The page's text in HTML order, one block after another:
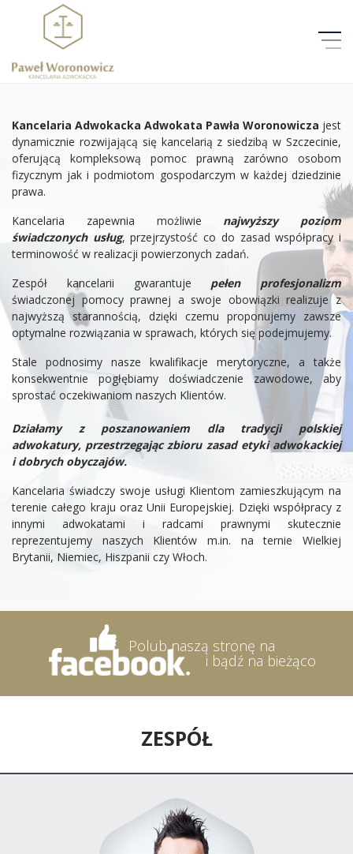
OFERTA
ZAKRES USŁUG
NEWSY
+48 664 954 841
POLITYKA PRYWATNOŚCI
Kancelaria Adwokacka Adwokata Pawła Woronowicza jest
dynamicznie rozwijającą się kancelarią z siedzibą w Szczecinie,
oferującą kompleksową pomoc prawną zarówno osobom
fizycznym jak i podmiotom gospodarczym w każdej dziedzinie
prawa.
Kancelaria zapewnia możliwie najwyższy poziom
świadczonych usług, przejrzystość co do zasad współpracy i
terminowość w realizacji powierzonych zadań.
Zespół kancelarii gwarantuje pełen profesjonalizm
świadczonej pomocy prawnej a swoje obowiązki realizuje z
najwyższą starannością, dzięki czemu proponujemy zawsze
optymalne rozwiązania w sprawach, których się podejmujemy.
Stale podnosimy nasze kwalifikacje merytoryczne, a także
konsekwentnie pogłębiamy doświadczenie zawodowe, aby
sprostać oczekiwaniom naszych Klientów.
Działamy z poszanowaniem dla tradycji polskiej
adwokatury, przestrzegając zbioru zasad etyki adwokackiej
i dobrych obyczajów.
Kancelaria świadczy swoje usługi Klientom zamieszkującym na
terenie całego kraju oraz Unii Europejskiej. Dzięki współpracy z
innymi adwokatami i radcami prawnymi skutecznie
reprezentujemy naszych Klientów m.in. na ternie Wielkiej
Brytanii, Niemiec, Hiszpanii czy Włoch.
Polub naszą stronę na
i bądź na bieżąco
ZESPÓŁ